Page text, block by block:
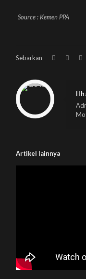
Source : Kemen PPA
Sebarkan
Warning
: Trying to access array offset on null in
/home/u833233641/domains/beplus.id/public_html/wp-content/themes/betheme/includes/content-single.php
on line
286
Artikel lainnya